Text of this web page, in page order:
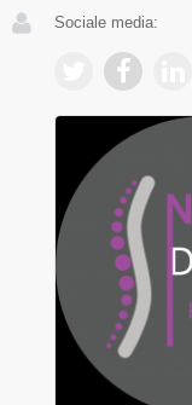
Sociale media: